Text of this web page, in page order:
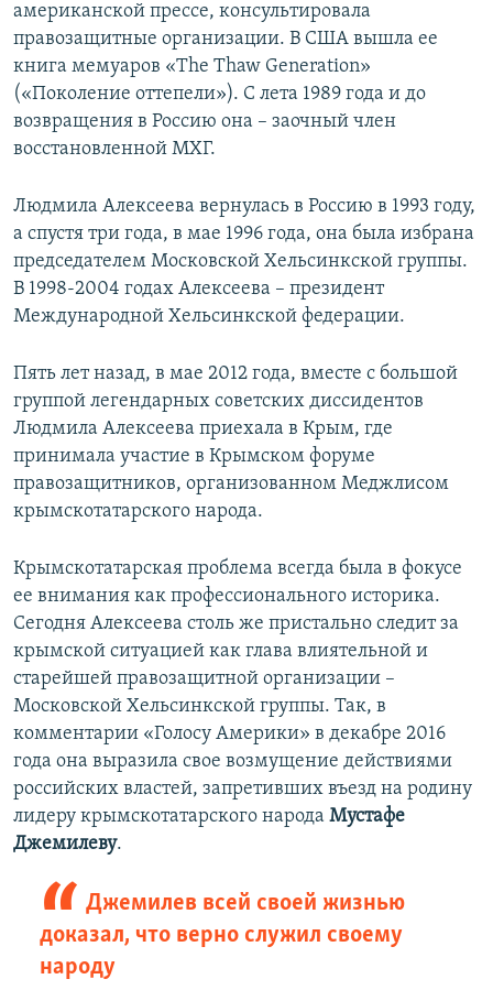
американской прессе, консультировала
правозащитные организации. В США вышла ее
книга мемуаров «The Thaw Generation»
(«Поколение оттепели»). С лета 1989 года и до
возвращения в Россию она – заочный член
восстановленной МХГ.
Людмила Алексеева вернулась в Россию в 1993 году,
а спустя три года, в мае 1996 года, она была избрана
председателем Московской Хельсинкской группы.
В 1998-2004 годах Алексеева – президент
Международной Хельсинкской федерации.
Пять лет назад, в мае 2012 года, вместе с большой
группой легендарных советских диссидентов
Людмила Алексеева приехала в Крым, где
принимала участие в Крымском форуме
правозащитников, организованном Меджлисом
крымскотатарского народа.
Крымскотатарская проблема всегда была в фокусе
ее внимания как профессионального историка.
Сегодня Алексеева столь же пристально следит за
крымской ситуацией как глава влиятельной и
старейшей правозащитной организации –
Московской Хельсинкской группы. Так, в
комментарии «Голосу Америки» в декабре 2016
года она выразила свое возмущение действиями
российских властей, запретивших въезд на родину
лидеру крымскотатарского народа Мустафе
Джемилеву.
Джемилев всей своей жизнью
доказал, что верно служил своему
народу